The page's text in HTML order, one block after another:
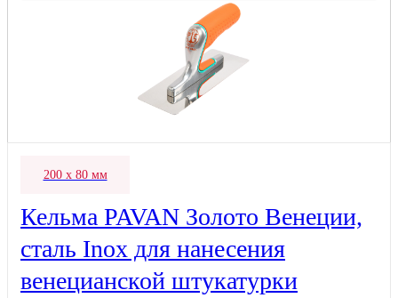
200 х 80 мм
Кельма PAVAN Золото Венеции,
сталь Inox для нанесения
венецианской штукатурки